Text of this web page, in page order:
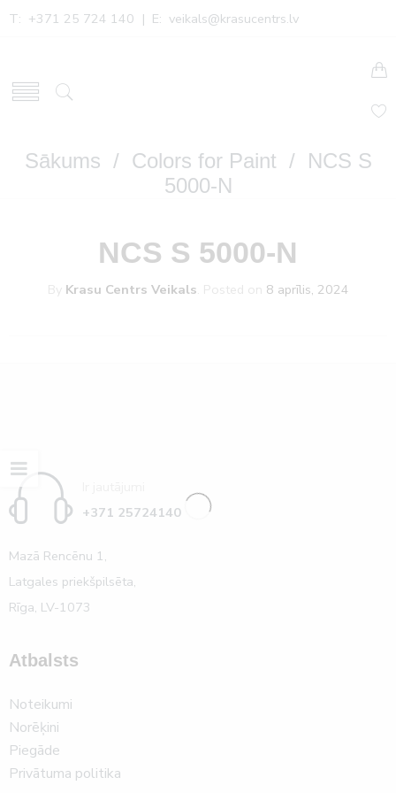
T: +371 25 724 140 | E: veikals@krasucentrs.lv
Sākums / Colors for Paint / NCS S
5000-N
NCS S 5000-N
By Krasu Centrs Veikals Posted on 8 aprīlis, 2024
+371 25724140
Mazā Rencēnu 1,
Latgales priekšpilsēta,
Rīga, LV-1073
Atbalsts
Noteikumi
Norēķini
Piegāde
Privātuma politika